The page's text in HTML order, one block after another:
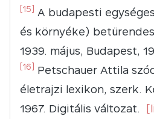
[15]
A budapesti
és környéke)
1939. május, Budapest,
[16]
Petschauer Attila
életrajzi lexikon, szerk.
1967. Digitális változat.